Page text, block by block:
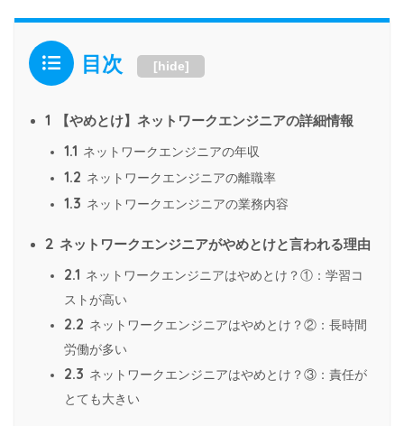
目次 [hide]
1 【やめとけ】ネットワークエンジニアの詳細情報
1.1 ネットワークエンジニアの年収
1.2 ネットワークエンジニアの離職率
1.3 ネットワークエンジニアの業務内容
2 ネットワークエンジニアがやめとけと言われる理由
2.1 ネットワークエンジニアはやめとけ？①：学習コ
ストが高い
2.2 ネットワークエンジニアはやめとけ？②：長時間
労働が多い
2.3 ネットワークエンジニアはやめとけ？③：責任が
とても大きい